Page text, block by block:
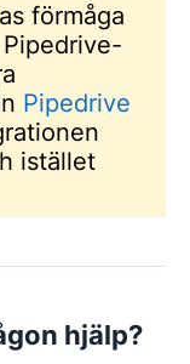
förmåga
Pipedrive
istället
hjälp?